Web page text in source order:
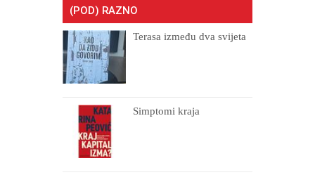
(POD) RAZNO
Terasa između dva svijeta
Simptomi kraja